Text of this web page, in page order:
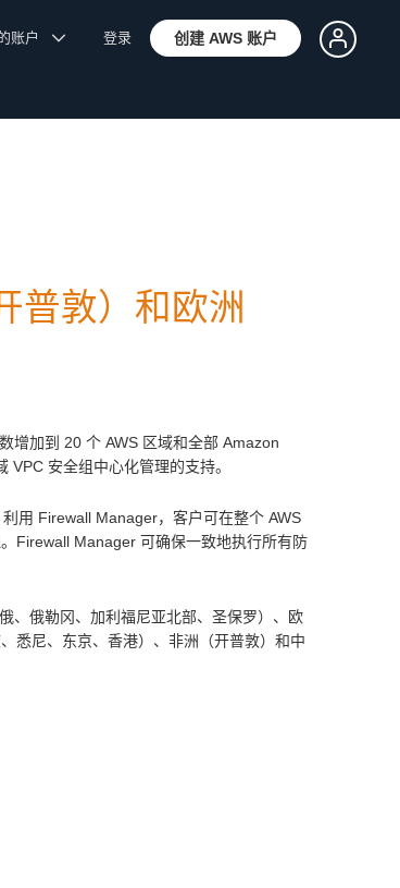
账户 登录 创建 AWS 账户
普敦）和欧洲
增加到 20 个 AWS 区域和全部 Amazon
安全组中心化管理的支持。
用 Firewall Manager，客户可在整个 AWS
Firewall Manager 可确保一致地执行所有防
、俄勒冈、加利福尼亚北部、圣保罗）、欧
悉尼、东京、香港）、非洲（开普敦）和中